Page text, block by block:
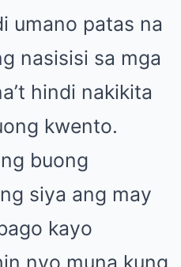
umano patas na
nasisisi sa mga
hindi nakikita
kwento.
buong
siya ang may
kayo
nyo muna kung